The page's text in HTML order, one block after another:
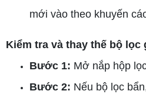
mới vào theo khuyến
Kiểm tra và thay thế bộ lọc
Bước 1: Mở nắp hộp
Bước 2: Nếu bộ lọc